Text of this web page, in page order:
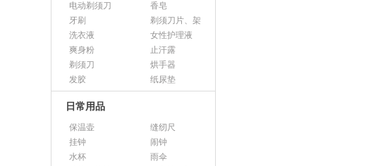
电动剃须刀
香皂
牙刷
剃须刀片、架
洗衣液
女性护理液
爽身粉
止汗露
剃须刀
烘手器
发胶
纸尿垫
日常用品
保温壶
缝纫尺
挂钟
闹钟
水杯
雨伞